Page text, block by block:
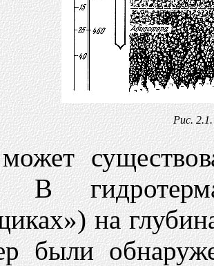
Рис.
В
на
были